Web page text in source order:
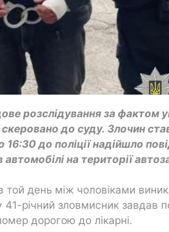
розслідування за фактом
до суду. Злочин
16:30 до поліції надійшло
на території
той день між чоловіками
41-річний зловмисник завдав
дорогою до лікарні.